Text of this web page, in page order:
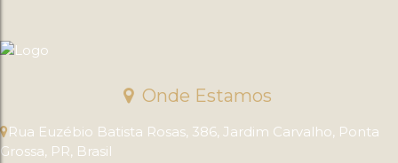
Onde Estamos
Rua Euzébio Batista Rosas, 386, Jardim Carvalho, Ponta
Grossa, PR, Brasil